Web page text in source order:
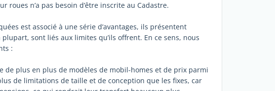
roues n’a pas besoin d’être inscrite au Cadastre.
est associé à une série d’avantages, ils présentent
sont liés aux limites qu’ils offrent. En ce sens, nous
:
de plus en plus de modèles de mobil-homes et de prix parmi
de limitations de taille et de conception que les fixes, car